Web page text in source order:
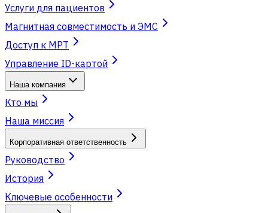
Услуги для пациентов
Магнитная совместимость и ЭМС
Доступ к МРТ
Управление ID-картой
Наша компания
Кто мы
Наша миссия
Корпоративная ответственность
Руководство
История
Ключевые особенности